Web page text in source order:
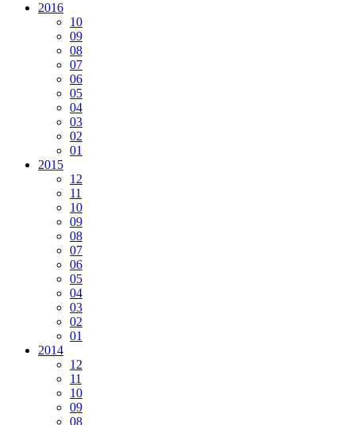
2016
10
09
08
07
06
05
04
03
02
01
2015
12
11
10
09
08
07
06
05
04
03
02
01
2014
12
11
10
09
08